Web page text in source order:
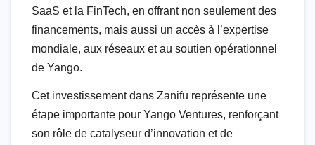
SaaS et la FinTech, en offrant non seulement des
financements, mais aussi un accès à l’expertise
mondiale, aux réseaux et au soutien opérationnel
de Yango.
Cet investissement dans Zanifu représente une
étape importante pour Yango Ventures, renforçant
son rôle de catalyseur d’innovation et de